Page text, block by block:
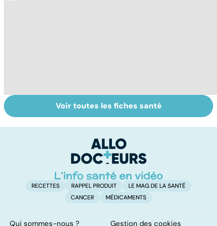
Le café : une
mine d'or pour
Les aidants
familiaux aussi
Voir toutes les fiches santé
RECETTES RAPPEL PRODUIT
LE MAG DE LA SANTÉ
CANCER
MÉDICAMENTS
Qui sommes-nous ? Gestion des cookies